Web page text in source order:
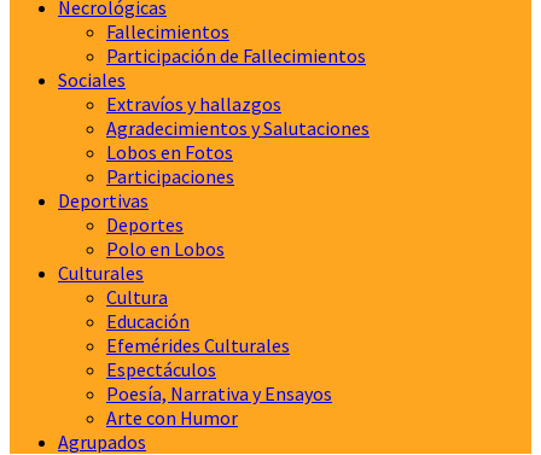
Necrológicas
Fallecimientos
Participación de Fallecimientos
Sociales
Extravíos y hallazgos
Agradecimientos y Salutaciones
Lobos en Fotos
Participaciones
Deportivas
Deportes
Polo en Lobos
Culturales
Cultura
Educación
Efemérides Culturales
Espectáculos
Poesía, Narrativa y Ensayos
Arte con Humor
Agrupados